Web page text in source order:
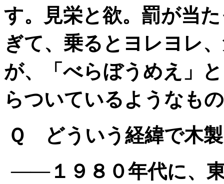
す。見栄と欲。罰が当
ぎて、乗るとヨレヨレ
が、「べらぼうめえ」
らついているようなも
Ｑ どういう経緯で木
――１９８０年代に、